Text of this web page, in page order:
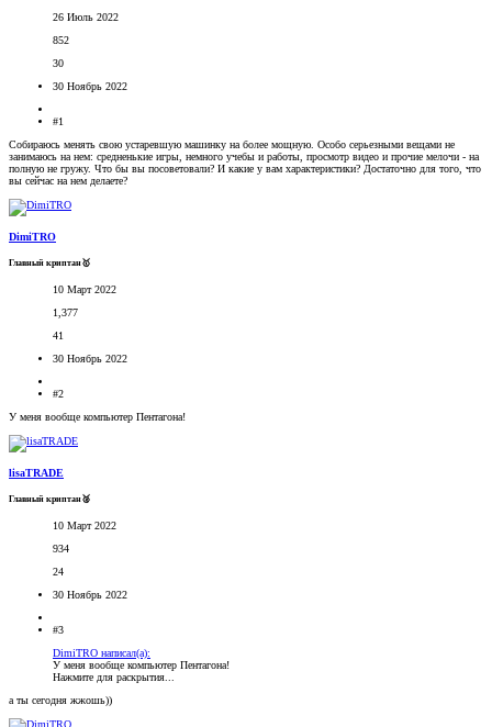
26 Июль 2022
852
30
30 Ноябрь 2022
#1
Собираюсь менять свою устаревшую машинку на более мощную. Особо серьезными вещами не
занимаюсь на нем: средненькие игры, немного учебы и работы, просмотр видео и прочие мелочи - на
полную не гружу. Что бы вы посоветовали? И какие у вам характеристики? Достаточно для того, что
вы сейчас на нем делаете?
DimiTRO
Главный криптан🥇
10 Март 2022
1,377
41
30 Ноябрь 2022
#2
У меня вообще компьютер Пентагона!
lisaTRADE
Главный криптан🥈
10 Март 2022
934
24
30 Ноябрь 2022
#3
DimiTRO написал(а):
У меня вообще компьютер Пентагона!
Нажмите для раскрытия...
а ты сегодня жжошь))